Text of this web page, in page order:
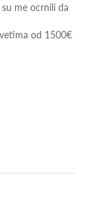
me ocrnili da
od 1500€